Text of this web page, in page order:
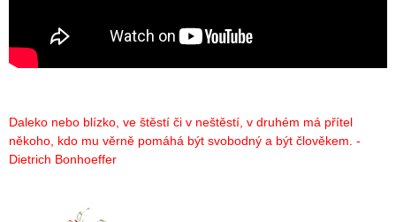
Daleko nebo blízko, ve štěstí či v neštěstí, v druhém má přítel
někoho, kdo mu věrně pomáhá být svobodný a být člověkem. -
Dietrich Bonhoeffer